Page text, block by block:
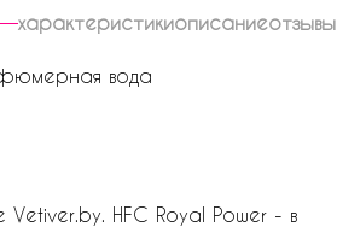
характеристикиописаниеотзывы
вода
HFC Royal Power - в